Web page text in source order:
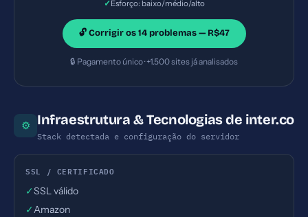
✓Esforço: baixo/médio/alto
🔓 Corrigir os 14 problemas — R$47
🔒 Pagamento único · +1.500 sites já analisados
⚙ Infraestrutura & Tecnologias de inter.co
Stack detectada e configuração do servidor
SSL / CERTIFICADO
✓SSL válido
✓Amazon